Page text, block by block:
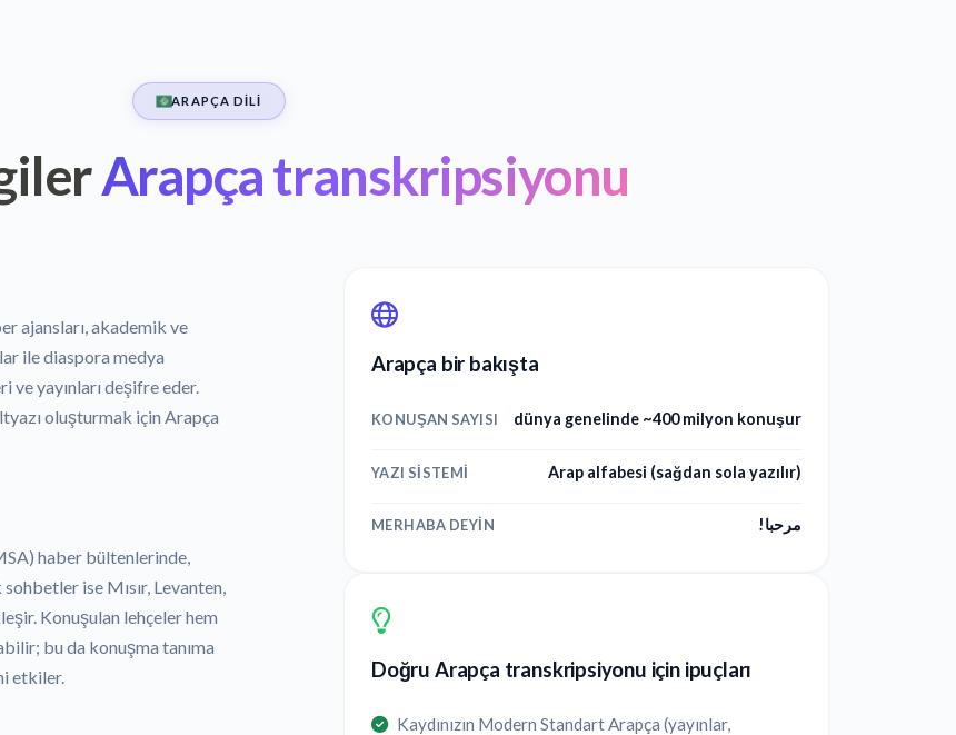
ARAPÇA DILI
Arapça transkripsiyonu
ajansları, akademik ve
ile diaspora medya
yayınları deşifre eder.
oluşturmak için Arapça
haber bültenlerinde,
ise Mısır, Levanten,
Konuşulan lehçeler hem
bu da konuşma tanıma
etkiler.
Arapça bir bakışta
KONUŞAN SAYISI dünya genelinde ~400 milyon konuşur
YAZI SISTEMI Arap alfabesi (sağdan sola yazılır)
MERHABA DEYIN مرحبا!
Doğru Arapça transkripsiyonu için ipuçları
Kaydınızın Modern Standart Arapça (yayınlar,